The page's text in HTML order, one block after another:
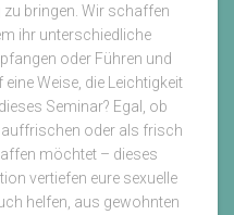
zu bringen. Wir schaffen
ihr unterschiedliche
oder Führen und
Weise, die Leichtigkeit
Seminar? Egal, ob
auffrischen oder als frisch
möchtet – dieses
vertiefen eure sexuelle
helfen, aus gewohnten